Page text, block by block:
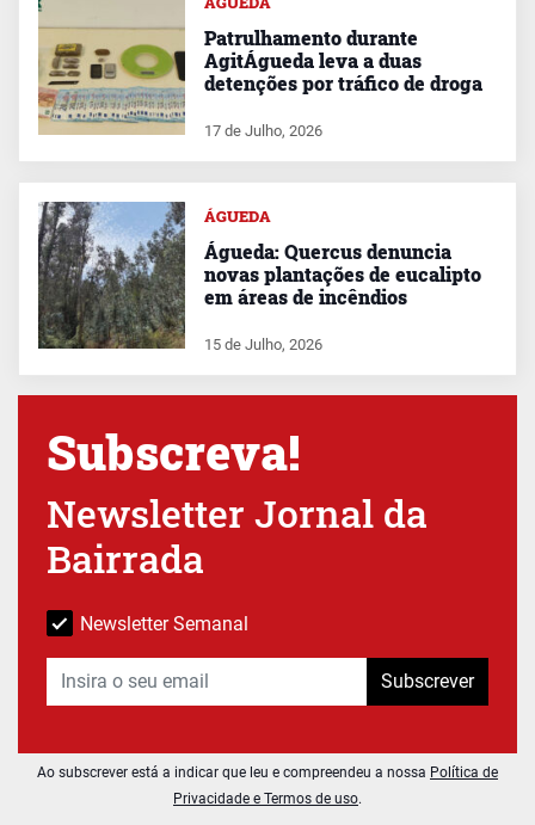
Patrulhamento durante
AgitÁgueda leva a duas
detenções por tráfico de droga
17 de Julho, 2026
ÁGUEDA
Águeda: Quercus denuncia
novas plantações de eucalipto
em áreas de incêndios
15 de Julho, 2026
Subscreva!
Newsletter Jornal da
Bairrada
Newsletter Semanal
Subscrever
Ao subscrever está a indicar que leu e compreendeu a nossa Política de
Privacidade e Termos de uso.